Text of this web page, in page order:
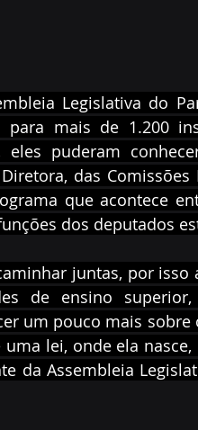
Legislativa do
para mais de 1.200
eles puderam
das
que acontece
dos deputados
juntas, por isso
de ensino superior,
um pouco mais sobre
lei, onde ela
da Assembleia